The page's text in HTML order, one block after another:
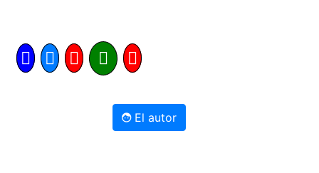
El autor